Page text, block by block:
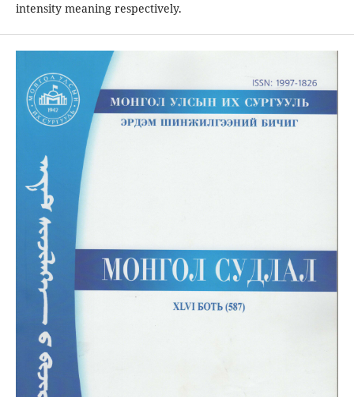
intensity meaning respectively.